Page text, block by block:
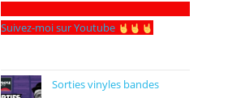
Suivez-moi sur Youtube
Sorties vinyles bandes